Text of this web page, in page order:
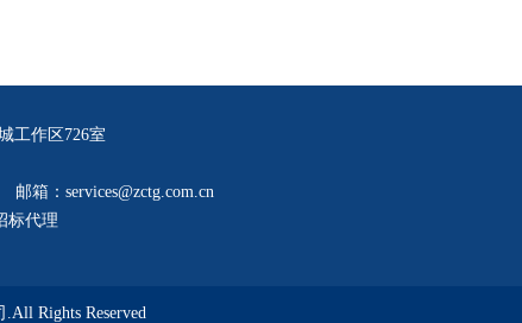
工作区726室
箱：services@zctg.com.cn
标代理
Rights Reserved